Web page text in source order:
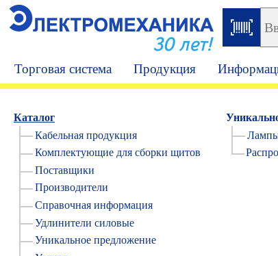
30 лет!
Торговая система Продукция
Каталог
Кабельная продукция
Комплектующие для сборки щитов
Поставщики
Производители
Справочная информация
Удлинители силовые
Уникальное предложение